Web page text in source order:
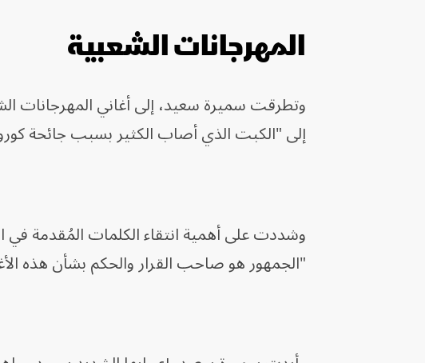
المهرجانات الشعبية
وتطرقت سميرة سعيد، إلى أغاني المهرجانات
إلى "الكبت الذي أصاب الكثير بسبب جائحة
وشددت على أهمية انتقاء الكلمات المُقدمة في
"الجمهور هو صاحب القرار والحكم بشأن هذه